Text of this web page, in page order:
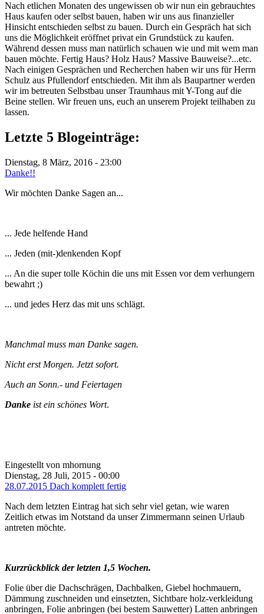
Nach etlichen Monaten des ungewissen ob wir nun ein gebrauchtes
Haus kaufen oder selbst bauen, haben wir uns aus finanzieller
Hinsicht entschieden selbst zu bauen. Durch ein Gespräch hat sich
uns die Möglichkeit eröffnet privat ein Grundstück zu kaufen.
Während dessen muss man natürlich schauen wie und mit wem man
bauen möchte. Fertig Haus? Holz Haus? Massive Bauweise?...etc.
Nach einigen Gesprächen und Recherchen haben wir uns für Herrn
Schulz aus Pfullendorf entschieden. Mit ihm als Baupartner werden
wir im betreuten Selbstbau unser Traumhaus mit Y-Tong auf die
Beine stellen. Wir freuen uns, euch an unserem Projekt teilhaben zu
lassen.
Letzte 5 Blogeinträge:
Dienstag, 8 März, 2016 - 23:00
Danke!!
Wir möchten Danke Sagen an...
... Jede helfende Hand
... Jeden (mit-)denkenden Kopf
... An die super tolle Köchin die uns mit Essen vor dem verhungern
bewahrt ;)
... und jedes Herz das mit uns schlägt.
Manchmal muss man Danke sagen.
Nicht erst Morgen. Jetzt sofort.
Auch an Sonn.- und Feiertagen
Danke ist ein schönes Wort.
Eingestellt von mhornung
Dienstag, 28 Juli, 2015 - 00:00
28.07.2015 Dach komplett fertig
Nach dem letzten Eintrag hat sich sehr viel getan, wie waren
Zeitlich etwas im Notstand da unser Zimmermann seinen Urlaub
antreten möchte.
Kurzrückblick der letzten 1,5 Wochen.
Folie über die Dachschrägen, Dachbalken, Giebel hochmauern,
Dämmung zuschneiden und einsetzten, Sichtbare holz-verkleidung
anbringen, Folie anbringen (bei bestem Sauwetter) Latten anbringen